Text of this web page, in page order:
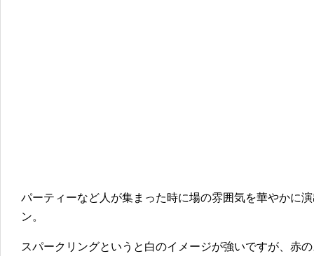
パーティーなど人が集まった時に場の雰囲気を華やかに
ン。
スパークリングというと白のイメージが強いですが、赤